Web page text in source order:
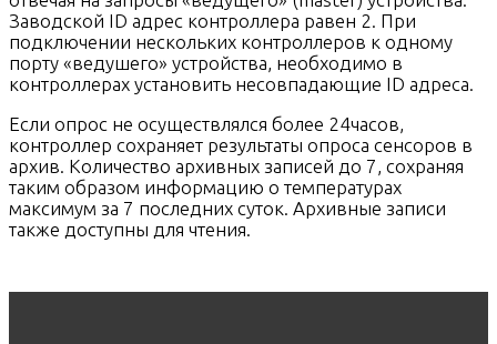
Заводской ID адрес контроллера равен 2. При
подключении нескольких контроллеров к одному
порту «ведушего» устройства, необходимо в
контроллерах установить несовпадающие ID адреса.
Если опрос не осуществлялся более 24часов,
контроллер сохраняет результаты опроса сенсоров в
архив. Количество архивных записей до 7, сохраняя
таким образом информацию о температурах
максимум за 7 последних суток. Архивные записи
также доступны для чтения.